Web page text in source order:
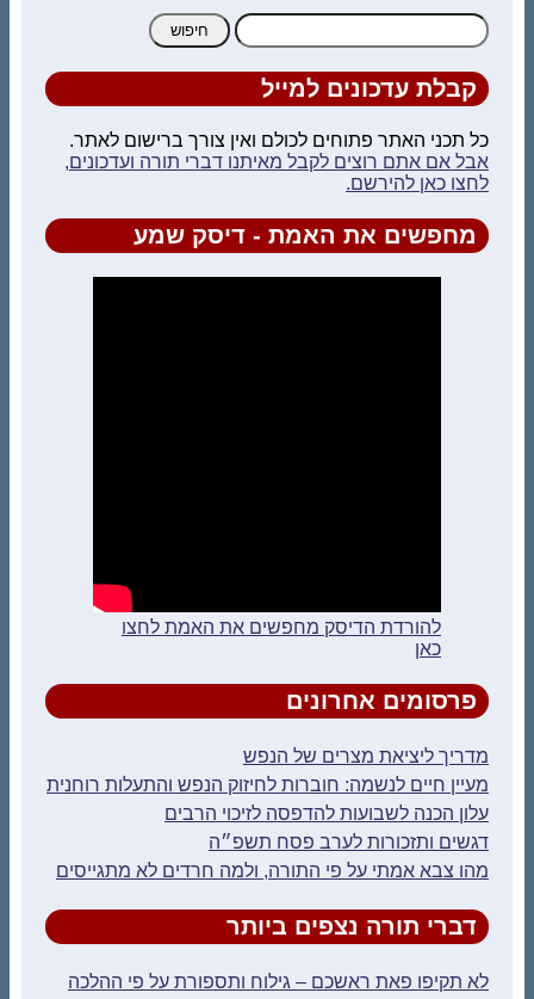
חיפוש:
קבלת עדכונים למייל
כל תכני האתר פתוחים לכולם ואין צורך ברישום לאתר.
אבל אם אתם רוצים לקבל מאיתנו דברי תורה ועדכונים,
לחצו כאן להירשם.
מחפשים את האמת - דיסק שמע
להורדת הדיסק מחפשים את האמת לחצו
כאן
פרסומים אחרונים
מדריך ליציאת מצרים של הנפש
מעיין חיים לנשמה: חוברות לחיזוק הנפש והתעלות רוחנית
עלון הכנה לשבועות להדפסה לזיכוי הרבים
דגשים ותזכורות לערב פסח תשפ״ה
מהו צבא אמתי על פי התורה, ולמה חרדים לא מתגייסים
דברי תורה נצפים ביותר
לא תקיפו פאת ראשכם – גילוח ותספורת על פי ההלכה